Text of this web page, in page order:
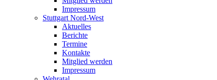
Impressum
Stuttgart Nord-West
Aktuelles
Berichte
Termine
Kontakte
Mitglied werden
Impressum